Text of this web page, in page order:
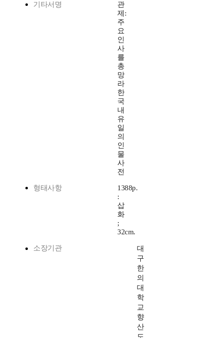
기타서명
관
제:
주
요
인
사
를
총
망
라
한
국
내
유
일
의
인
물
사
전
형태사항
1388p.
:
삽
화
;
32cm.
소장기관
대
구
한
의
대
학
교
향
산